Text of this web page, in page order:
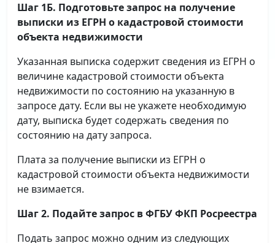
Шаг 1Б. Подготовьте запрос на получение
выписки из ЕГРН о кадастровой стоимости
объекта недвижимости
Указанная выписка содержит сведения из ЕГРН о
величине кадастровой стоимости объекта
недвижимости по состоянию на указанную в
запросе дату. Если вы не укажете необходимую
дату, выписка будет содержать сведения по
состоянию на дату запроса.
Плата за получение выписки из ЕГРН о
кадастровой стоимости объекта недвижимости
не взимается.
Шаг 2. Подайте запрос в ФГБУ ФКП Росреестра
Подать запрос можно одним из следующих